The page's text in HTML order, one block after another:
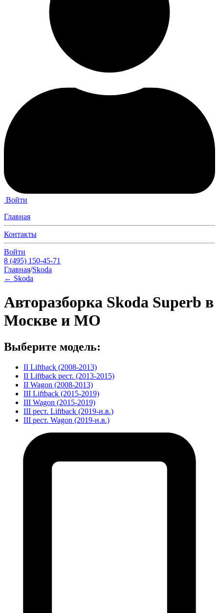
Войти
Главная
Контакты
Войти
8 (495) 150-45-71
Главная/Skoda
← Skoda
Авторазборка Skoda Superb в
Москве и МО
Выберите модель:
II Liftback (2008-2013)
II Liftback рест. (2013-2015)
II Wagon (2008-2013)
III Liftback (2015-2019)
III Wagon (2015-2019)
III рест. Liftback (2019-н.в.)
III рест. Wagon (2019-н.в.)